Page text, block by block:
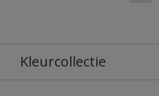
Kleurcollectie